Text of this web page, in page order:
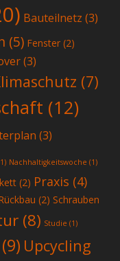
Bauteilnetz (3)
(5) Fenster (2)
(3)
(7)
(12)
(3)
Nachhaltigkeitswoche (1)
(2) Praxis (4)
(2) Schrauben
(8) Studie (1)
(9) Upcycling